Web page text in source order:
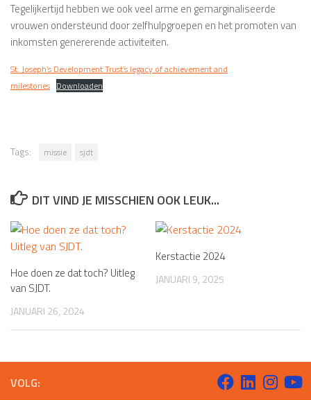
Tegelijkertijd hebben we ook veel arme en gemarginaliseerde
vrouwen ondersteund door zelfhulpgroepen en het promoten van
inkomsten genererende activiteiten.
St. Joseph’s Development Trust’s legacy of achievement and
milestones Downloaden
Tags: missie sjdt
DIT VIND JE MISSCHIEN OOK LEUK...
Hoe doen ze dat toch? Uitleg
van SJDT.
JANUARI 26, 2024
Kerstactie 2024
JANUARI 9, 2025
VOLG: